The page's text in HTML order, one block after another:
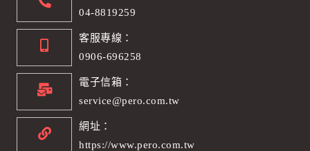
04-8819259
客服專線：
0906-696258
電子信箱：
service@pero.com.tw
網址：
https://www.pero.com.tw